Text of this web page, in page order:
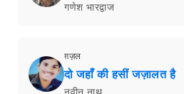
गणेश भारद्वाज
ग़ज़ल
दो जहाँ की हसीं जज़ालत है